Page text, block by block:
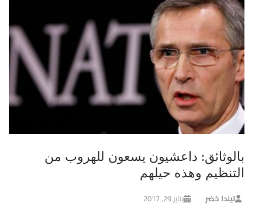
بالوثائق: داعشيون يسعون للهروب من
التنظيم وهذه حيلهم
ليندا خضر يناير 29, 2017